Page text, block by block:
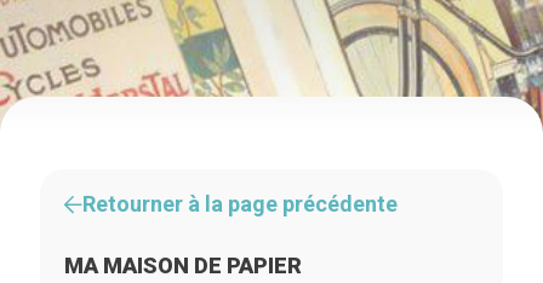
Retourner à la page précédente
MA MAISON DE PAPIER